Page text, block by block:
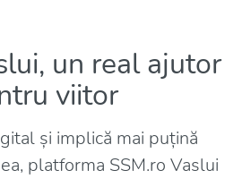
un real ajutor
viitor
și implică mai puțină
platforma SSM.ro Vaslui